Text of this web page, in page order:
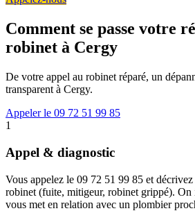
Comment se passe votre
robinet à Cergy
De votre appel au robinet réparé, un
transparent à Cergy.
Appeler le 09 72 51 99 85
1
Appel & diagnostic
Vous appelez le 09 72 51 99 85 et
robinet (fuite, mitigeur, robinet grippé). On
vous met en relation avec un plombier